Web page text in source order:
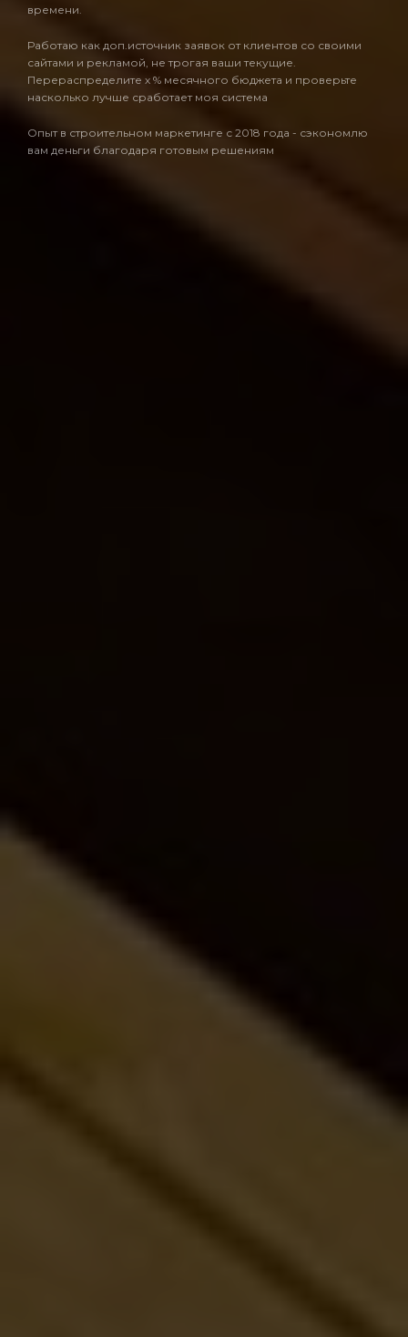
времени.
Работаю как доп.источник заявок от клиентов со своими
сайтами и рекламой, не трогая ваши текущие.
Перераспределите х % месячного бюджета и проверьте
насколько лучше сработает моя система
Опыт в строительном маркетинге с 2018 года - сэкономлю
вам деньги благодаря готовым решениям